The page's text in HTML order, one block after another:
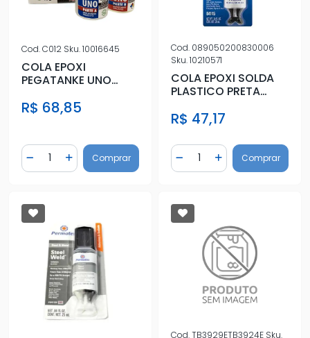
Cod.C012 Sku.10016645
COLA EPOXI
PEGATANKE UNO
TRANSPARENTE
R$ 68,85
Diminuir Quantidade
Quantidade
Adicionar Quantidade
Comprar
Cod. 089050200830006
Sku.10210571
COLA EPOXI SOLDA
PLASTICO PRETA
R$ 47,17
Diminuir Quantidade
Quantidade
AdicionarComprar
Cod.TB3929ETB3924E Sku.